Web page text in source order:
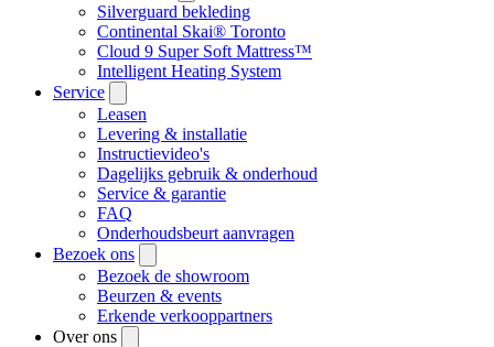
Silverguard bekleding
Continental Skai® Toronto
Cloud 9 Super Soft Mattress™
Intelligent Heating System
Service
Leasen
Levering & installatie
Instructievideo's
Dagelijks gebruik & onderhoud
Service & garantie
FAQ
Onderhoudsbeurt aanvragen
Bezoek ons
Bezoek de showroom
Beurzen & events
Erkende verkooppartners
Over ons